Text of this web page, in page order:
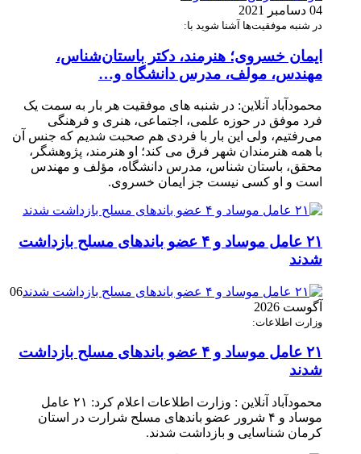
04 دسامبر 2021
در شنبه موفقیت‌ها آشنا شوید با:
ایمان خسروی؛ هنرمند، دکتر باستان‌شناس،
مهندس، مولف، مدرس دانشگاه و…
محمودآباد آنلاین: در شنبه های موفقیت هر بار به سمت یک
فرد موفق در حوزه علمی، اجتماعی، هنری و فرهنگی
می‌رفتیم، ولی این بار با فردی هم صحبت شدیم که جنس آن
با همه هنرمندان شهر فرق می کند؛ او هنرمند، پژوهشگر،
محقق، باستان شناس، مدرس دانشگاه، مؤلف و مهندس
است و او کسی نیست جز ایمان خسروی.
۲۱ عامل موساد و ۴ عضو باند‌های مسلح بازداشت
شدند
06
آگوست 2026
وزارت اطلاعات:
۲۱ عامل موساد و ۴ عضو باند‌های مسلح بازداشت
شدند
محمودآباد آنلاین : وزارت اطلاعات اعلام کرد: ۲۱ عامل
موساد و ۴ شرور عضو باند‌های مسلح شرارت در استان
کرمان شناسایی و بازداشت شدند.